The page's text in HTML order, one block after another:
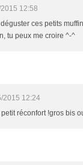
12:58
ces petits
tu peux me croire ^-^
2015 12:24
réconfort !gros bis